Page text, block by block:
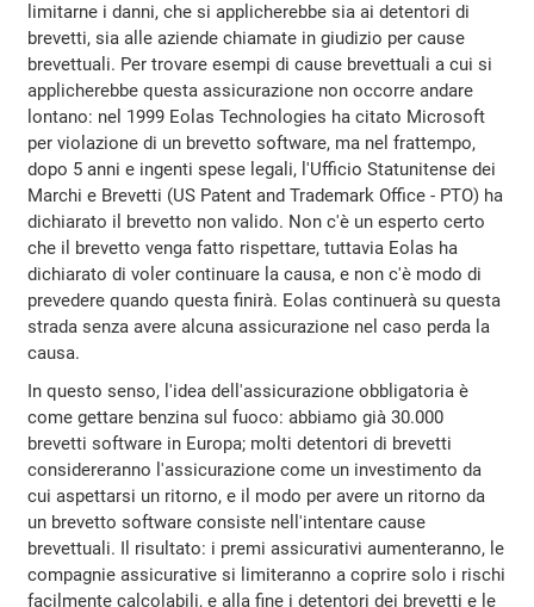
limitarne i danni, che si applicherebbe sia ai detentori di
brevetti, sia alle aziende chiamate in giudizio per cause
brevettuali. Per trovare esempi di cause brevettuali a cui si
applicherebbe questa assicurazione non occorre andare
lontano: nel 1999 Eolas Technologies ha citato Microsoft
per violazione di un brevetto software, ma nel frattempo,
dopo 5 anni e ingenti spese legali, l'Ufficio Statunitense dei
Marchi e Brevetti (US Patent and Trademark Office - PTO) ha
dichiarato il brevetto non valido. Non c'è un esperto certo
che il brevetto venga fatto rispettare, tuttavia Eolas ha
dichiarato di voler continuare la causa, e non c'è modo di
prevedere quando questa finirà. Eolas continuerà su questa
strada senza avere alcuna assicurazione nel caso perda la
causa.
In questo senso, l'idea dell'assicurazione obbligatoria è
come gettare benzina sul fuoco: abbiamo già 30.000
brevetti software in Europa; molti detentori di brevetti
considereranno l'assicurazione come un investimento da
cui aspettarsi un ritorno, e il modo per avere un ritorno da
un brevetto software consiste nell'intentare cause
brevettuali. Il risultato: i premi assicurativi aumenteranno, le
compagnie assicurative si limiteranno a coprire solo i rischi
facilmente calcolabili, e alla fine i detentori dei brevetti e le